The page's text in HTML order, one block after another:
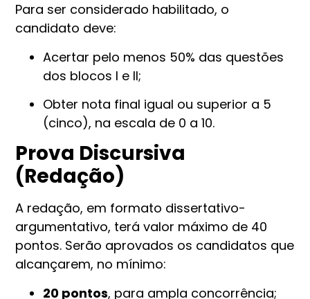
Para ser considerado habilitado, o
candidato deve:
Acertar pelo menos 50% das questões
dos blocos I e II;
Obter nota final igual ou superior a 5
(cinco), na escala de 0 a 10.
Prova Discursiva
(Redação)
A redação, em formato dissertativo-
argumentativo, terá valor máximo de 40
pontos. Serão aprovados os candidatos que
alcançarem, no mínimo:
20 pontos, para ampla concorrência;